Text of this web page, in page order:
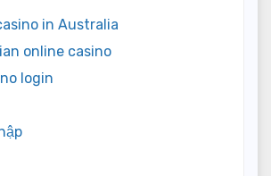
in Australia
online casino
login